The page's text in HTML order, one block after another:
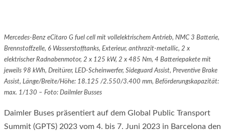
Mercedes-Benz eCitaro G fuel cell mit vollelektrischem Antrieb, NMC 3 Batterie,
Brennstoffzelle, 6 Wasserstofftanks, Exterieur, anthrazit-metallic, 2 x
elektrischer Radnabenmotor, 2 x 125 kW, 2 x 485 Nm, 4 Batteriepakete mit
jeweils 98 kWh, Dreitürer, LED-Scheinwerfer, Sideguard Assist, Preventive Brake
Assist, Länge/Breite/Höhe: 18.125 /2.550/3.400 mm, Beförderungskapazität:
max. 1/130 – Foto: Dailmler Busses
Daimler Buses präsentiert auf dem Global Public Transport
Summit (GPTS) 2023 vom 4. bis 7. Juni 2023 in Barcelona den